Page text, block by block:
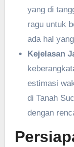
yang di
ragu untuk
ada hal
Kejelasan
estimasi
di Tanah
dengan